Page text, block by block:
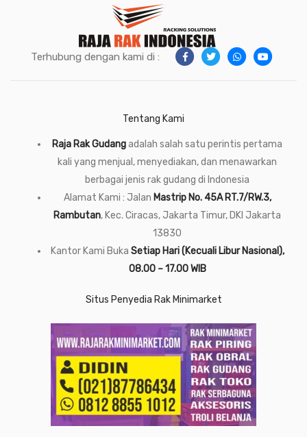
Terhubung dengan kami di :
Tentang Kami
Raja Rak Gudangadalah salah satu perintis pertama
kali yang menjual, menyediakan, dan menawarkan
berbagai jenis rak gudang di Indonesia
Alamat Kami : Jalan Mastrip No. 45A RT.7/RW.3,
Rambutan, Kec. Ciracas, Jakarta Timur, DKI Jakarta
13830
Kantor Kami Buka Setiap Hari (Kecuali Libur Nasional),
08.00 – 17.00 WIB
Situs Penyedia Rak Minimarket